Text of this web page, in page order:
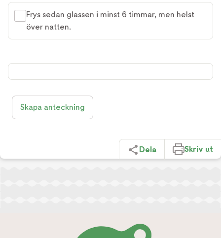
Frys sedan glassen i minst 6 timmar, men helst
över natten.
Skapa anteckning
Dela Skriv ut